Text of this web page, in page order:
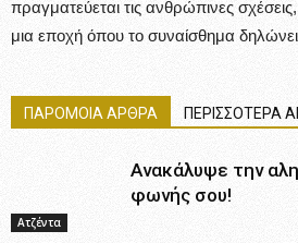
πραγματεύεται τις ανθρώπινες
μια εποχή όπου το συναίσθημα
ΠΑΡΟΜΟΙΑ ΑΡΘΡΑ ΠΕΡΙΣΣΟΤΕΡΑ
Ατζέντα
Ανακάλυψε την
φωνής σου!